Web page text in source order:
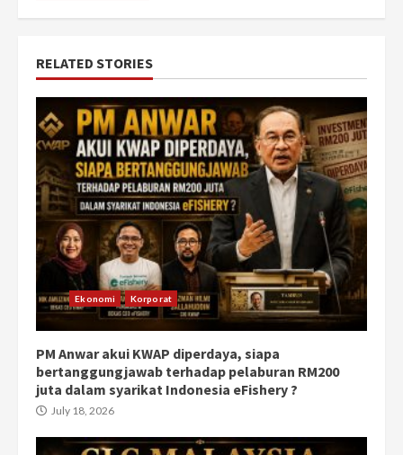
RELATED STORIES
Ekonomi Korporat
PM Anwar akui KWAP diperdaya, siapa
bertanggungjawab terhadap pelaburan RM200
juta dalam syarikat Indonesia eFishery ?
July 18, 2026